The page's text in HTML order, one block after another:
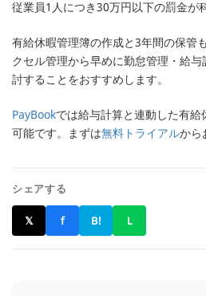
従業員1人につき30万円以下の罰金が
有給休暇管理簿の作成と3年間の保管
クセル管理から早めに勤怠管理・給
討することをおすすめします。
PayBookでは給与計算と連動した有
可能です。まずは無料トライアルから
シェアする
𝕏 f B! L